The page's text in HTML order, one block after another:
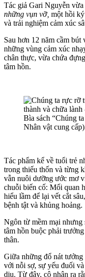
Tác giả Gari Nguyễn vừa
những vụn vỡ, một hồi
và trải nghiệm cảm xúc
Sau hơn 12 năm cầm
những vùng cảm xúc
chân thực, vừa chứa
tâm hồn.
Bìa sách “Chúng
Nhân vật cung
Tác phẩm kể về tuổi trẻ
trong thiếu thốn và từng
vẫn nuôi dưỡng ước mơ
chuỗi biến cố: Mối quan
hiểu lầm để lại vết cắt
bệnh tật và khủng hoảng.
Ngôn từ mềm mại nhưng
tâm hồn buộc phải
thân.
Giữa những đổ nát tưởng
với nỗi sợ, sự yếu đuối
dịu. Từ đây, cô nhận ra